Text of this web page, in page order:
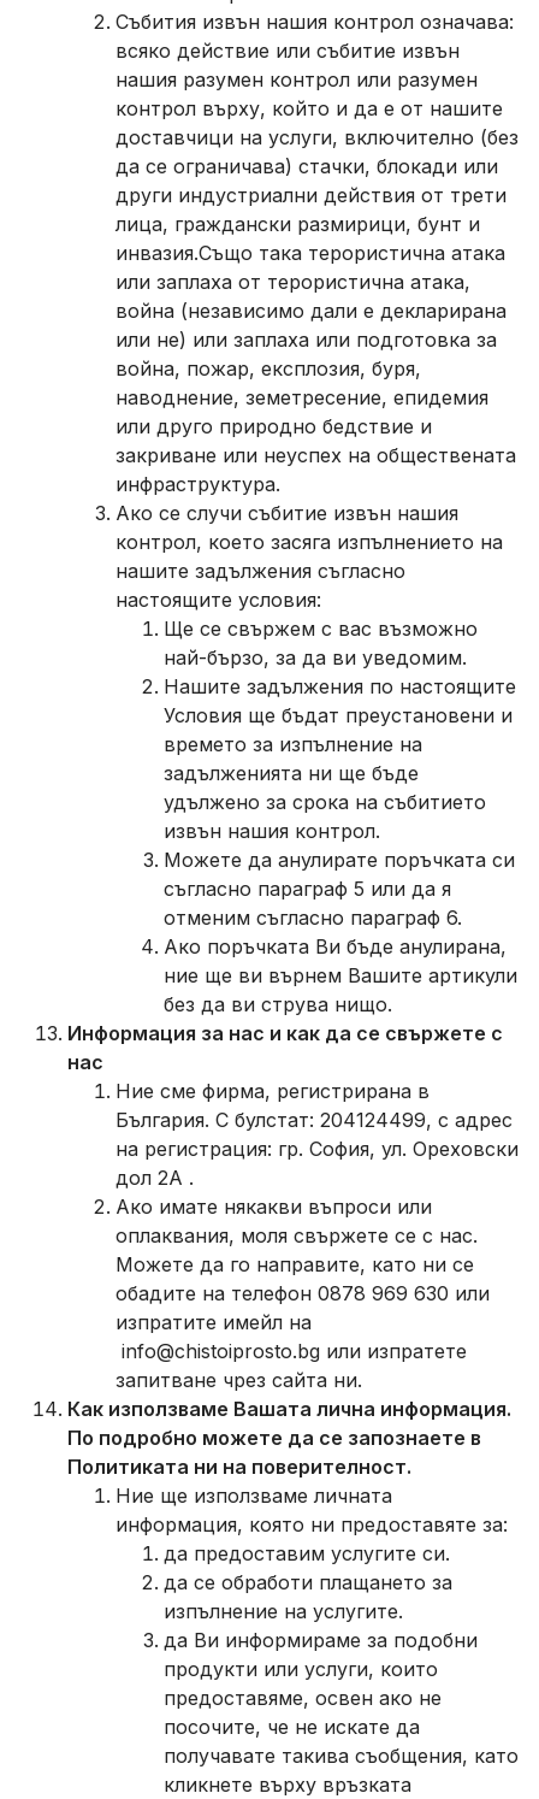
Събития извън нашия контрол означава:
всяко действие или събитие извън
нашия разумен контрол или разумен
контрол върху, който и да е от нашите
доставчици на услуги, включително (без
да се ограничава) стачки, блокади или
други индустриални действия от трети
лица, граждански размирици, бунт и
инвазия.Също така терористична атака
или заплаха от терористична атака,
война (независимо дали е декларирана
или не) или заплаха или подготовка за
война, пожар, експлозия, буря,
наводнение, земетресение, епидемия
или друго природно бедствие и
закриване или неуспех на обществената
инфраструктура.
Ако се случи събитие извън нашия
контрол, което засяга изпълнението на
нашите задължения съгласно
настоящите условия:
Ще се свържем с вас възможно
най-бързо, за да ви уведомим.
Нашите задължения по настоящите
Условия ще бъдат преустановени и
времето за изпълнение на
задълженията ни ще бъде
удължено за срока на събитието
извън нашия контрол.
Можете да анулирате поръчката си
съгласно параграф 5 или да я
отменим съгласно параграф 6.
Ако поръчката Ви бъде анулирана,
ние ще ви върнем Вашите артикули
без да ви струва нищо.
Информация за нас и как да се свържете с
нас
Ние сме фирма, регистрирана в
България. С булстат: 204124499, с адрес
на регистрация: гр. София, ул. Ореховски
дол 2А .
Ако имате някакви въпроси или
оплаквания, моля свържете се с нас.
Можете да го направите, като ни се
обадите на телефон 0878 969 630 или
изпратите имейл на
info@chistoiprosto.bg или изпратете
запитване чрез сайта ни.
Как използваме Вашата лична информация.
По подробно можете да се запознаете в
Политиката ни на поверителност.
Ние ще използваме личната
информация, която ни предоставяте за:
да предоставим услугите си.
да се обработи плащането за
изпълнение на услугите.
да Ви информираме за подобни
продукти или услуги, които
предоставяме, освен ако не
посочите, че не искате да
получавате такива съобщения, като
кликнете върху връзката